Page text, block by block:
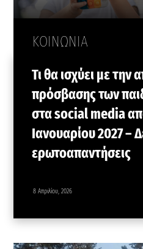
ΚΟΙΝΩΝΙΑ
Τι θα ισχύει με την
πρόσβασης των
στα social media
Ιανουαρίου 2027 –
ερωτοαπαντήσεις
8 Απριλίου, 2026